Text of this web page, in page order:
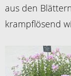
aus den
krampflösend